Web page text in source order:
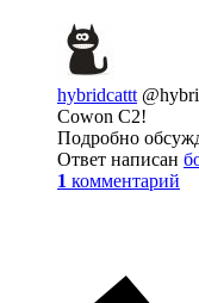
hybridcattt
Cowon C2!
Подробно
Ответ написан
1 комментарий